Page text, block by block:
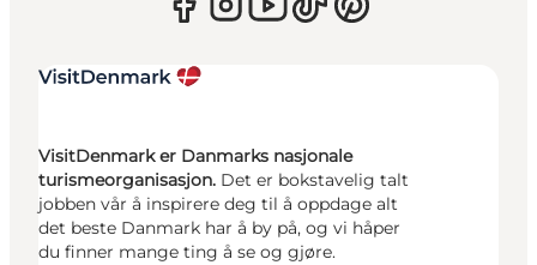
VisitDenmark er Danmarks nasjonale
turismeorganisasjon. Det er bokstavelig talt
jobben vår å inspirere deg til å oppdage alt
det beste Danmark har å by på, og vi håper
du finner mange ting å se og gjøre.